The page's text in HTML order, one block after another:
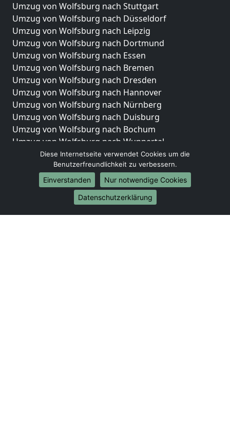
Umzug von Wolfsburg nach Stuttgart
Umzug von Wolfsburg nach Düsseldorf
Umzug von Wolfsburg nach Leipzig
Umzug von Wolfsburg nach Dortmund
Umzug von Wolfsburg nach Essen
Umzug von Wolfsburg nach Bremen
Umzug von Wolfsburg nach Dresden
Umzug von Wolfsburg nach Hannover
Umzug von Wolfsburg nach Nürnberg
Umzug von Wolfsburg nach Duisburg
Umzug von Wolfsburg nach Bochum
Umzug von Wolfsburg nach Wuppertal
Umzug von Wolfsburg nach Bielefeld
Umzug von Wolfsburg nach Bonn
Umzug von Wolfsburg nach Münster
Internationale-Umzüge
Umzug von Wolfsburg nach Brasilien
Diese Internetseite verwendet Cookies um die
Benutzerfreundlichkeit zu verbessern.
Einverstanden
Nur notwendige Cookies
Datenschutzerklärung